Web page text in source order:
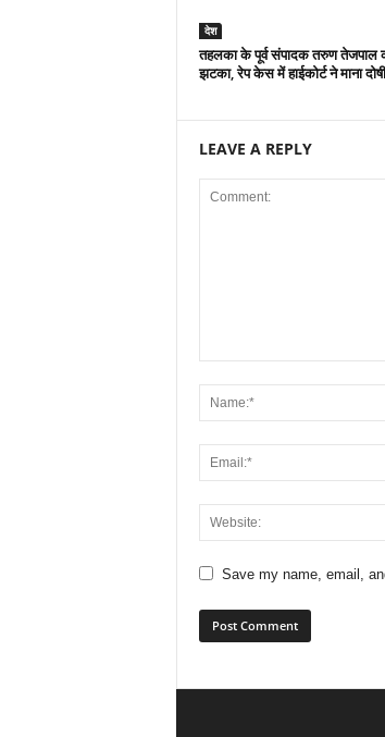
देश
तहलका के पूर्व संपादक तरुण तेजपाल
झटका, रेप केस में हाईकोर्ट ने माना दोषी
LEAVE A REPLY
Save my name, email,